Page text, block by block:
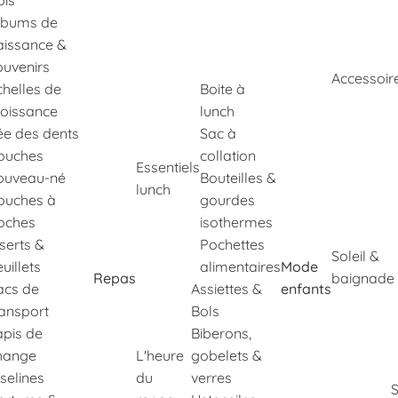
de
&
de
des dents
né
à
&
de
de
Repas
Essentiels
lunch
Boite à
lunch
Sac à
collation
Bouteilles &
gourdes
isothermes
Pochettes
alimentaires
L'heure
du
Assiettes &
Bols
Biberons,
gobelets &
verres
Mode
enfants
Soleil &
baignade